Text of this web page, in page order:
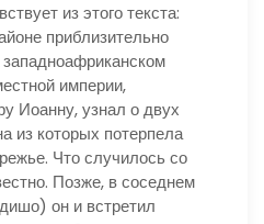
из этого текста:
приблизительно
империи,
Иоанну, узнал о двух
из которых потерпела
Что случилось со
Позже, в соседнем
он и встретил